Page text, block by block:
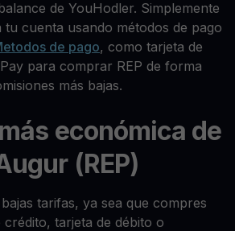
de YouHodler. Simplemente
tu cuenta usando métodos de pago
de pago, como tarjeta de
para comprar REP de forma
más bajas.
económica de
(REP)
tarifas, ya sea que compres
crédito, tarjeta de débito o